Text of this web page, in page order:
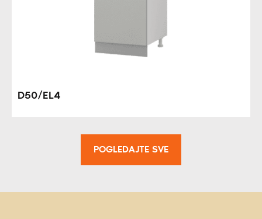
D50/EL4
POGLEDAJTE SVE